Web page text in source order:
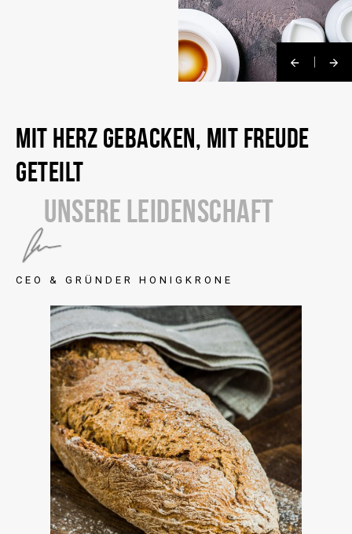
MIT HERZ GEBACKEN, MIT FREUDE
GETEILT
CEO & GRÜNDER HONIGKRONE
UNSERE LEIDENSCHAFT